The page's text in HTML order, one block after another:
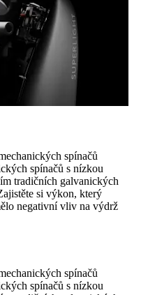
spínačů
spínačů s nízkou
tradičních galvanických
si výkon, který
negativní vliv na výdrž
spínačů
spínačů s nízkou